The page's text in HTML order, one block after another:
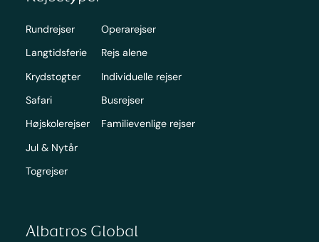
Rundrejser
Langtidsferie
Krydstogter
Safari
Højskolerejser
Jul & Nytår
Togrejser
Operarejser
Rejs alene
Individuelle rejser
Busrejser
Familievenlige rejser
Albatros Global